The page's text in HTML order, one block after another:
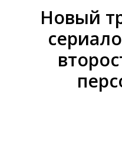
Новый